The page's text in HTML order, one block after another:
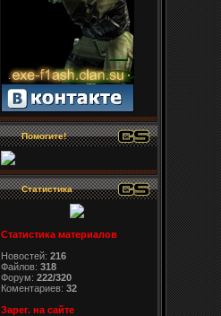
Помогите!
Статистика
Статистика материалов
Новостей: 216
Файлов: 318
Форум: 222/320
Коментариев: 32
Зарег. на сайте